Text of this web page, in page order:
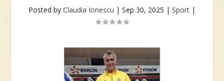
Posted by Claudia Ionescu | Sep 30, 2025 | Sport |